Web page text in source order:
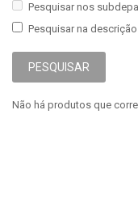
Pesquisar nos
Pesquisar na
Não há produtos que